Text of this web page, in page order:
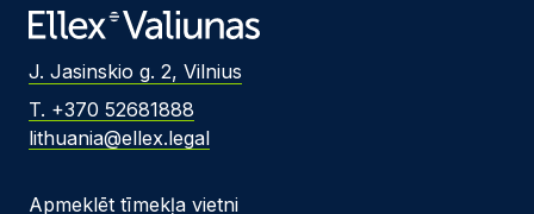
J. Jasinskio g. 2, Vilnius
T. +370 52681888
lithuania@ellex.legal
Apmeklēt tīmekļa vietni